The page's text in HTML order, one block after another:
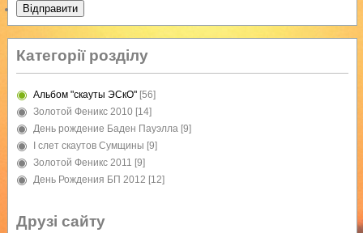
Відправити
Категорії розділу
Альбом "скауты ЭСкО" [56]
Золотой Феникс 2010 [14]
День рождение Баден Пауэлла [9]
I слет скаутов Сумщины [9]
Золотой Феникс 2011 [9]
День Рождения БП 2012 [12]
Друзі сайту